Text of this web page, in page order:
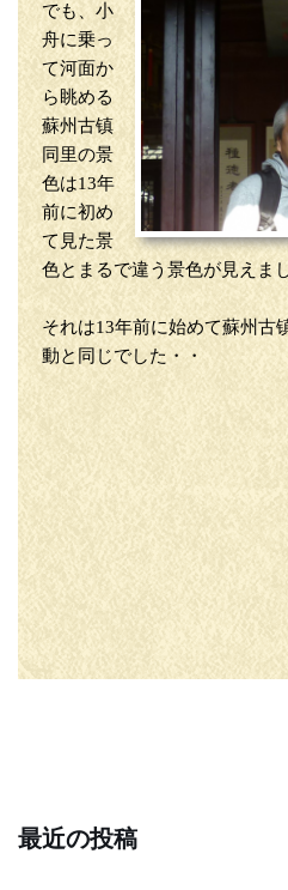
でも、小
舟に乗っ
て河面か
ら眺める
蘇州古镇
同里の景
色は13年
前に初め
て見た景
色とまるで違う景色が見えまし
それは13年前に始めて蘇州古
動と同じでした・・
最近の投稿